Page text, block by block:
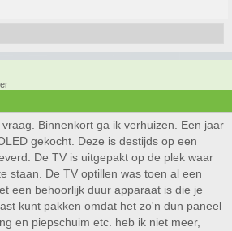
Binnenkort ga ik verhuizen. Een jaar
gekocht. Deze is destijds op een
De TV is uitgepakt op de plek waar
staan. De TV optillen was toen al een
een behoorlijk duur apparaat is die je
kunt pakken omdat het zo'n dun paneel
en piepschuim etc. heb ik niet meer,